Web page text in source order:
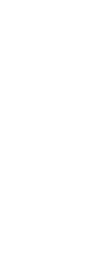
de fond en